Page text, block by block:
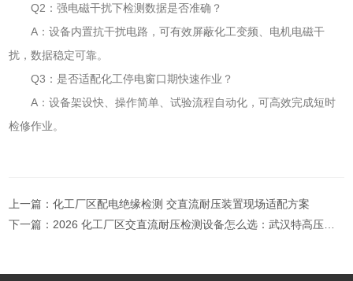
Q2：强电磁干扰下检测数据是否准确？
A：设备内置抗干扰电路，可有效屏蔽化工变频、电机电磁干
扰，数据稳定可靠。
Q3：是否适配化工停电窗口期快速作业？
A：设备架设快、操作简单、试验流程自动化，可高效完成短时
检修作业。
上一篇：化工厂区配电绝缘检测 交直流耐压装置现场适配方案
下一篇： 2026 化工厂区交直流耐压检测设备怎么选：武汉特高压电力工况适配优势解析